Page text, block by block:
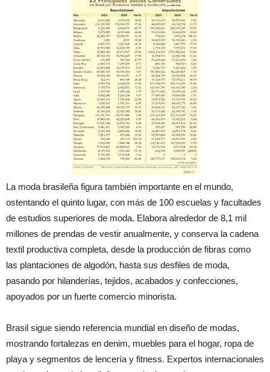
La moda brasileña figura también importante en el mundo,
ostentando el quinto lugar, con más de 100 escuelas y facultades
de estudios superiores de moda. Elabora alrededor de 8,1 mil
millones de prendas de vestir anualmente, y conserva la cadena
textil productiva completa, desde la producción de fibras como
las plantaciones de algodón, hasta sus desfiles de moda,
pasando por hilanderías, tejidos, acabados y confecciones,
apoyados por un fuerte comercio minorista.
Brasil sigue siendo referencia mundial en diseño de modas,
mostrando fortalezas en denim, muebles para el hogar, ropa de
playa y segmentos de lencería y fitness. Expertos internacionales